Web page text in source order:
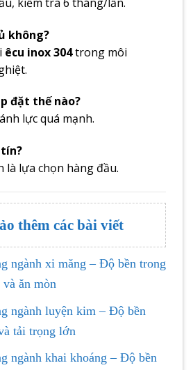
không?
êcu inox 304trong môi
đặt thế nào?
lực quá mạnh.
là lựa chọn hàng đầu.
thêm các bài viết
ngành xi măng – Độ bền trong
ăn mòn
ngành luyện kim – Độ bền
tải trọng lớn
ngành khai khoáng – Độ bền